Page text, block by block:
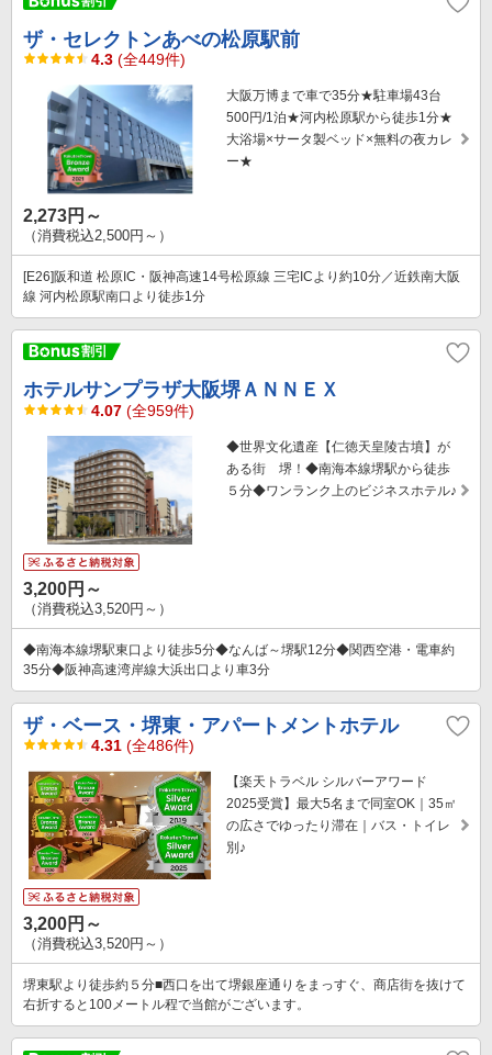
ザ・セレクトンあべの松原駅前
4.3 (全449件)
大阪万博まで車で35分★駐車場43台
500円/1泊★河内松原駅から徒歩1分★
大浴場×サータ製ベッド×無料の夜カレ
ー★
2,273円～
（消費税込2,500円～）
[E26]阪和道 松原IC・阪神高速14号松原線 三宅ICより約10分／近鉄南大阪
線 河内松原駅南口より徒歩1分
ホテルサンプラザ大阪堺ＡＮＮＥＸ
4.07 (全959件)
◆世界文化遺産【仁徳天皇陵古墳】が
ある街 堺！◆南海本線堺駅から徒歩
５分◆ワンランク上のビジネスホテル♪
3,200円～
（消費税込3,520円～）
◆南海本線堺駅東口より徒歩5分◆なんば～堺駅12分◆関西空港・電車約
35分◆阪神高速湾岸線大浜出口より車3分
ザ・ベース・堺東・アパートメントホテル
4.31 (全486件)
【楽天トラベル シルバーアワード
2025受賞】最大5名まで同室OK｜35㎡
の広さでゆったり滞在｜バス・トイレ
別♪
3,200円～
（消費税込3,520円～）
堺東駅より徒歩約５分■西口を出て堺銀座通りをまっすぐ、商店街を抜けて
右折すると100メートル程で当館がございます。